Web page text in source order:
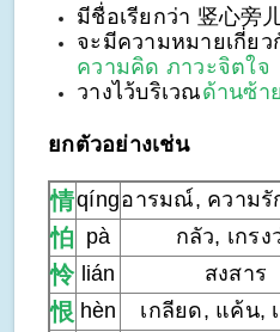
มีชื่อเรียกว่า 竖心旁
จะมีความหมายเกี่ยว
ความคิด ภาวะจิตใจ
วางไว้บริเวณด้านซ้า
ยกตัวอย่างเช่น
情qíngอารมณ์, ความรั
怕 pà กลัว, เกรง
怜 lián สงสาร
恨 hèn เกลียด, แค้น,